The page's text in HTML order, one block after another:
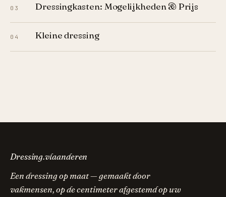
03 Dressingkasten: Mogelijkheden & Prijs
04 Kleine dressing
Dressing.vlaanderen
Een dressing op maat — gemaakt door
vakmensen, op de centimeter afgestemd op uw